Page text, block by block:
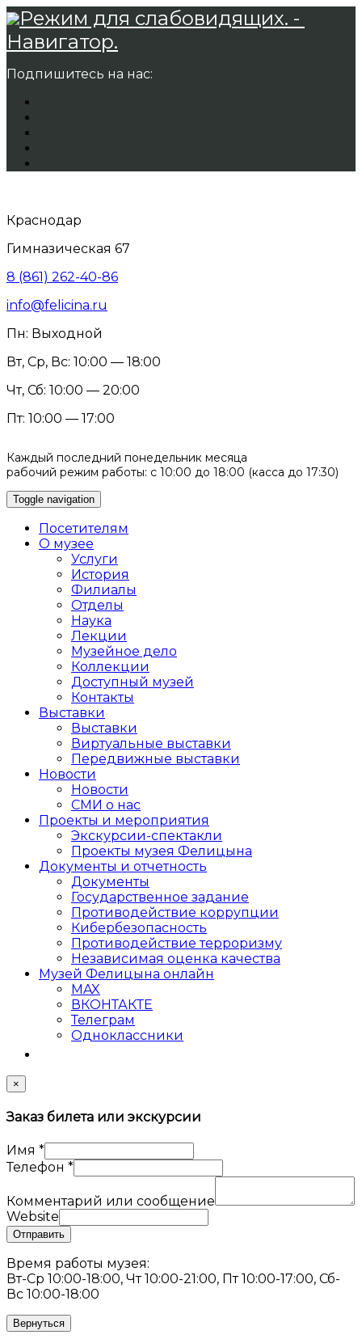
Режим для слабовидящих. -
Навигатор.
Подпишитесь на нас:
Краснодар
Гимназическая 67
8 (861) 262-40-86
info@felicina.ru
Пн: Выходной
Вт, Ср, Вс: 10:00 — 18:00
Чт, Сб: 10:00 — 20:00
Пт: 10:00 — 17:00
Каждый последний понедельник месяца
рабочий режим работы: с 10:00 до 18:00 (касса до 17:30)
Toggle navigation
Посетителям
О музее
Услуги
История
Филиалы
Отделы
Наука
Лекции
Музейное дело
Коллекции
Доступный музей
Контакты
Выставки
Выставки
Виртуальные выставки
Передвижные выставки
Новости
Новости
СМИ о нас
Проекты и мероприятия
Экскурсии-спектакли
Проекты музея Фелицына
Документы и отчетность
Документы
Государственное задание
Противодействие коррупции
Кибер­безопасность
Противодействие терроризму
Независимая оценка качества
Музей Фелицына онлайн
MAX
ВКОНТАКТЕ
Телеграм
Одноклассники
×
Заказ билета или экскурсии
Имя *
Телефон *
Комментарий или сообщение
Website
Отправить
Время работы музея:
Вт-Ср 10:00-18:00, Чт 10:00-21:00, Пт 10:00-17:00, Сб-
Вс 10:00-18:00
Вернуться